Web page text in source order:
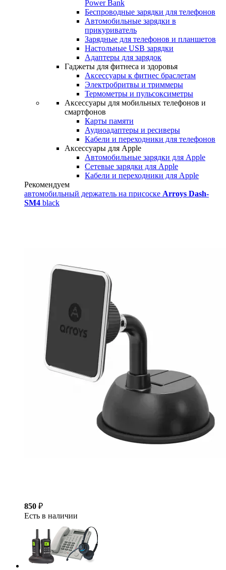
Power Bank
Беспроводные зарядки для телефонов
Автомобильные зарядки в
прикуриватель
Зарядные для телефонов и планшетов
Настольные USB зарядки
Адаптеры для зарядок
Гаджеты для фитнеса и здоровья
Аксессуары к фитнес браслетам
Электробритвы и триммеры
Термометры и пульсоксиметры
Аксессуары для мобильных телефонов и
смартфонов
Карты памяти
Аудиоадаптеры и ресиверы
Кабели и переходники для телефонов
Аксессуары для Apple
Автомобильные зарядки для Apple
Сетевые зарядки для Apple
Кабели и переходники для Apple
Рекомендуем
автомобильный держатель на присоске Arroys Dash-
SM4 black
850 ₽
Есть в наличии